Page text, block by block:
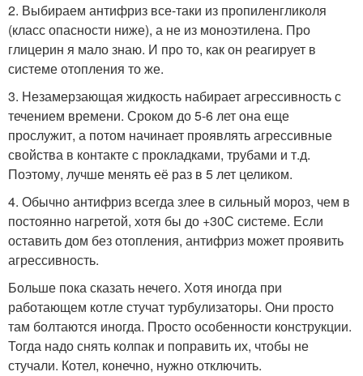
2. Выбираем антифриз все-таки из пропиленгликоля
(класс опасности ниже), а не из моноэтилена. Про
глицерин я мало знаю. И про то, как он реагирует в
системе отопления то же.
3. Незамерзающая жидкость набирает агрессивность с
течением времени. Сроком до 5-6 лет она еще
прослужит, а потом начинает проявлять агрессивные
свойства в контакте с прокладками, трубами и т.д.
Поэтому, лучше менять её раз в 5 лет целиком.
4. Обычно антифриз всегда злее в сильный мороз, чем в
постоянно нагретой, хотя бы до +30С системе. Если
оставить дом без отопления, антифриз может проявить
агрессивность.
Больше пока сказать нечего. Хотя иногда при
работающем котле стучат турбулизаторы. Они просто
там болтаются иногда. Просто особенности конструкции.
Тогда надо снять колпак и поправить их, чтобы не
стучали. Котел, конечно, нужно отключить.